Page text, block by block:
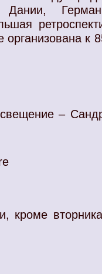
Дании,
к
–
кроме